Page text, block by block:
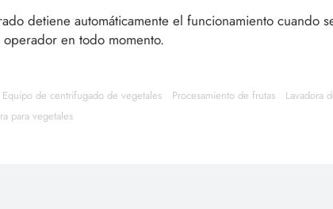
detiene automáticamente el funcionamiento cuando
en todo momento.
Equipo de centrifugado de vegetales Procesamiento de frutas Lavadora
para vegetales